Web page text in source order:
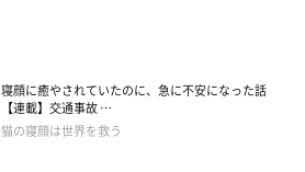
寝顔に癒やされていたのに、急に不安になった話
【連載】交通事故 …
猫の寝顔は世界を救う